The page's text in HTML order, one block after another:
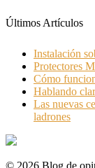
Últimos Artículos
Instalación
Protectores
Cómo
Hablando
Las nuevas
ladrones
© 2026 Blog de